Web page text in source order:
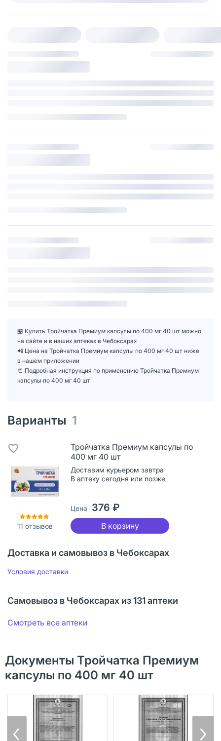
🏪 Купить Тройчатка Премиум капсулы по 400 мг 40 шт можно
на сайте и в наших аптеках в Чебоксарах
📲 Цена на Тройчатка Премиум капсулы по 400 мг 40 шт ниже
в нашем приложении
📒 Подробная инструкция по применению Тройчатка Премиум
капсулы по 400 мг 40 шт
Варианты 1
11 отзывов
Тройчатка Премиум капсулы по
400 мг 40 шт
Доставим курьером завтра
В аптеку сегодня или позже
Цена 376 ₽
В корзину
Доставка и самовывоз в Чебоксарах
Условия доставки
Самовывоз в Чебоксарах из 131 аптеки
Смотреть все аптеки
Документы Тройчатка Премиум
капсулы по 400 мг 40 шт